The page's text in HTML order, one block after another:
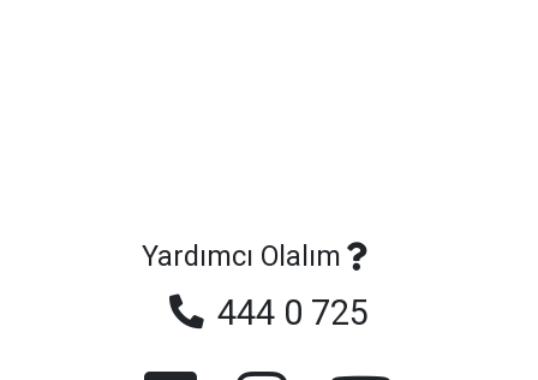
Yardımcı Olalım
444 0 725